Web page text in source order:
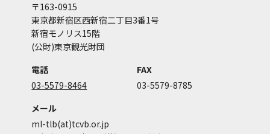
〒163-0915
東京都新宿区西新宿二丁目3番1号
新宿モノリス15階
(公財)東京観光財団
電話
03-5579-8464
FAX
03-5579-8785
メール
ml-tlb(at)tcvb.or.jp